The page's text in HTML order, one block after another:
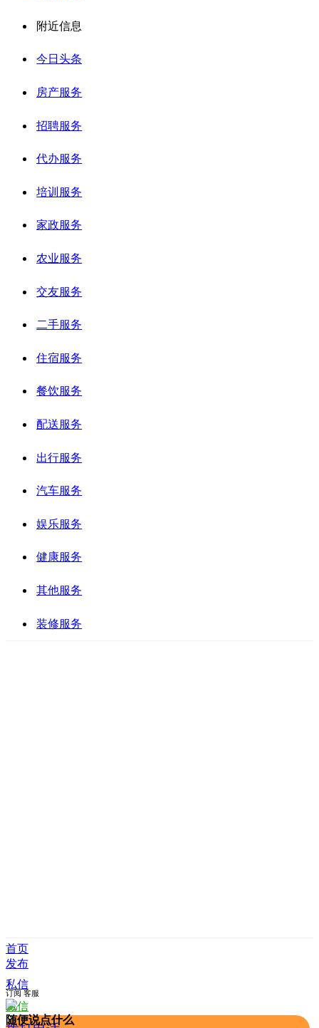
附近信息
今日头条
房产服务
招聘服务
代办服务
培训服务
家政服务
农业服务
交友服务
二手服务
住宿服务
餐饮服务
配送服务
出行服务
汽车服务
娱乐服务
健康服务
其他服务
装修服务
首页
发布
私信
微信
订阅 客服
随便说点什么